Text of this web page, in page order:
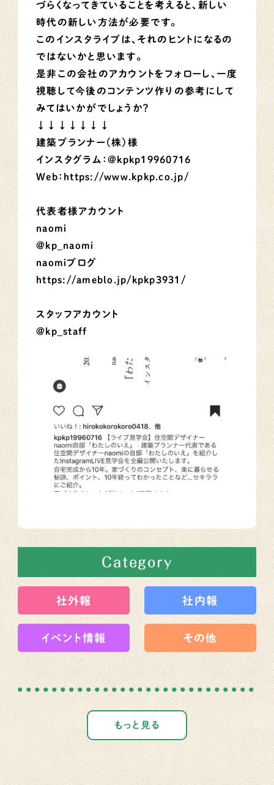
づらくなってきていることを考えると、新しい
時代の新しい方法が必要です。
このインスタライブは、それのヒントになるの
ではないかと思います。
是非この会社のアカウントをフォローし、一度
視聴して今後のコンテンツ作りの参考にして
みてはいかがでしょうか？
↓↓↓↓↓↓↓
建築プランナー（株）様
インスタグラム：＠kpkp19960716
Web：https://www.kpkp.co.jp/
代表者様アカウント
naomi
@kp_naomi
naomiブログ
https://ameblo.jp/kpkp3931/
スタッフアカウント
＠kp_staff
Category
社外報 社内報
イベント情報 その他
もっと見る